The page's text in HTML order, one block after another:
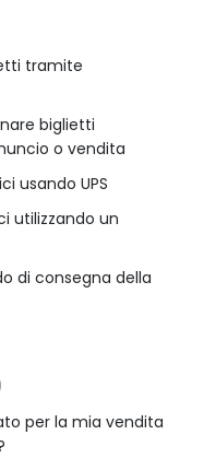
tramite
biglietti
o vendita
usando UPS
utilizzando un
di consegna della
per la mia vendita